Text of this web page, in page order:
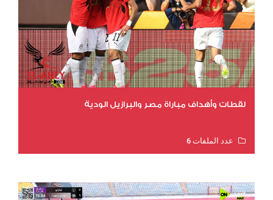
لقطات وأهداف مباراة مصر والبرازيل الودية
عدد الملفات 6